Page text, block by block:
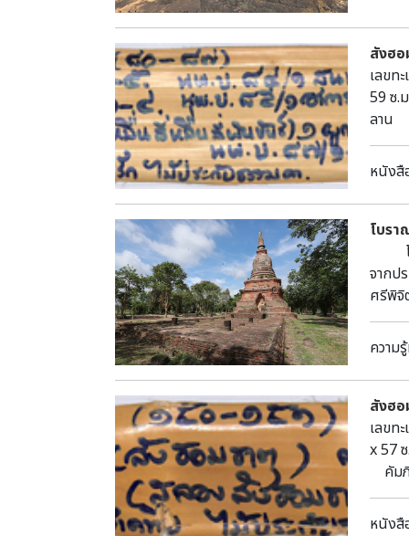
สังฮ
เลขท
59 ซ.
ลาน
โคตร
หนังสื
โบร
โบ
จากป
ศรีพิจิ
พระร
พิจิตร
ศรีม
ดังปร
นาถ-
(หาก
ราชสี
ศรี (
พิจิตร
วันเดื
ความ
สังฮ
เลขท
x 57
คัม
ห้องศ
หนังสื